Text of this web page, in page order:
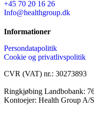
+45 70 20 16 26
Info@healthgroup.dk
Informationer
Persondatapolitik
Cookie og privatlivspolitik
CVR (VAT) nr.: 30273893
Ringkjøbing Landbobank:
Kontoejer: Health Group A/S